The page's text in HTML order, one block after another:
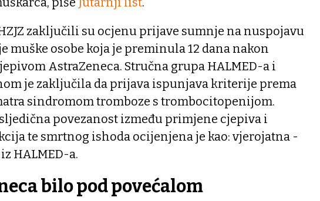
zaključili su ocjenu prijave sumnje na nuspojavu
muške osobe koja je preminula 12 dana nakon
AstraZeneca. Stručna grupa HALMED-a i
je zaključila da prijava ispunjava kriterije prema
sindromom tromboze s trombocitopenijom.
povezanost između primjene cjepiva i
te smrtnog ishoda ocijenjena je kao: vjerojatna -
HALMED-a.
bilo pod povećalom